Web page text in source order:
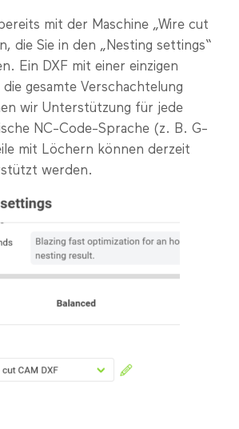
mit der Maschine „Wire cut
die Sie in den „Nesting settings“
Ein DXF mit einer einzigen
gesamte Verschachtelung
wir Unterstützung für jede
NC-Code-Sprache (z. B. G-
mit Löchern können derzeit
werden.